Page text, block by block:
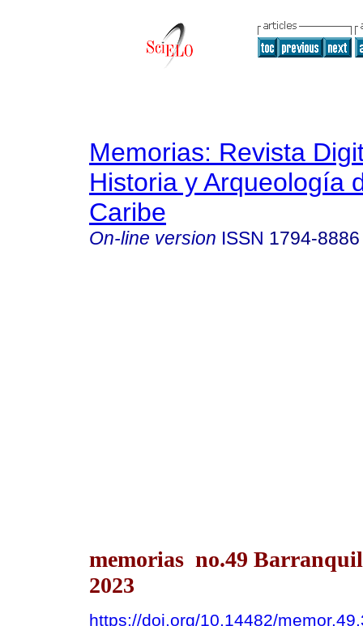
Memorias: Revista
Historia y Arqueología
Caribe
On-line version ISSN 1794-8886
memorias no.49
2023
https://doi.org/10.14482/